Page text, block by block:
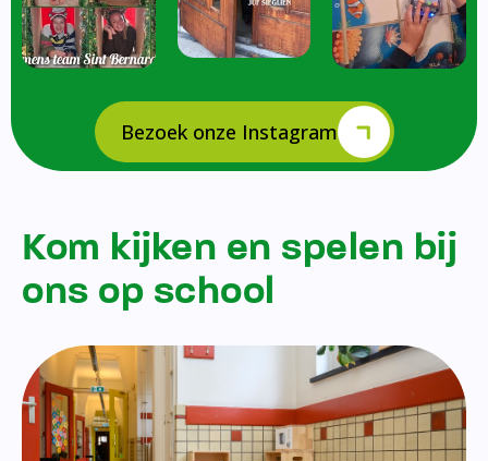
Bezoek onze Instagram
Kom kijken en spelen bij
ons op school